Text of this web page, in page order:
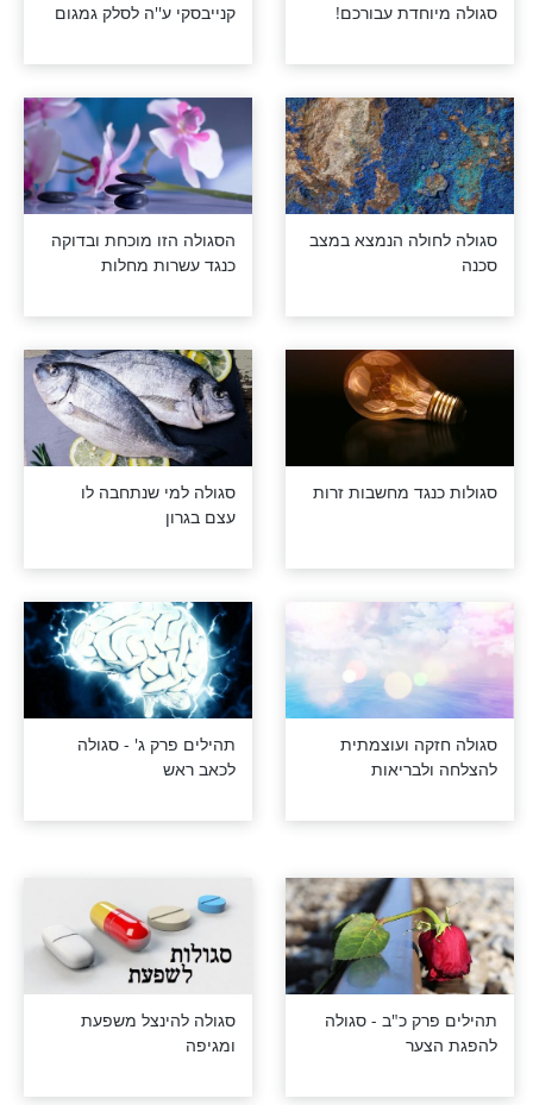
גב? יש לנו
עבורכם!
הסגולה של הרבנית
קנייבסקי ע''ה לסלק גמגום
מחשבות זרות
סגולה למי שנתחבה לו
עצם בגרון